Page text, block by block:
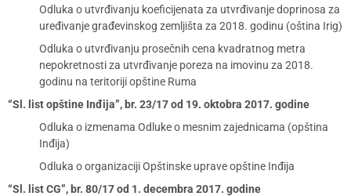
Odluka o utvrđivanju koeficijenata za utvrđivanje doprinosa za
uređivanje građevinskog zemljišta za 2018. godinu (oština Irig)
Odluka o utvrđivanju prosečnih cena kvadratnog metra
nepokretnosti za utvrđivanje poreza na imovinu za 2018.
godinu na teritoriji opštine Ruma
“Sl. list opštine Inđija”, br. 23/17 od 19. oktobra 2017. godine
Odluka o izmenama Odluke o mesnim zajednicama (opština
Inđija)
Odluka o organizaciji Opštinske uprave opštine Inđija
“Sl. list CG”, br. 80/17 od 1. decembra 2017. godine